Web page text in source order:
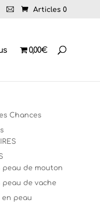
Articles 0
0,00€
Chances
peau de mouton
peau de vache
en peau